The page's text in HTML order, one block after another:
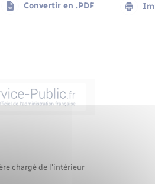
Convertir en .PDF
chargé de l'intérieur